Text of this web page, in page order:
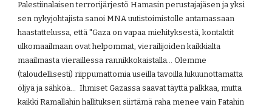
Palestiinalaisen terrorijärjestö Hamasin perustajajäsen ja yksi
sen nykyjohtajista sanoi MNA uutistoimistolle antamassaan
haastattelussa, että "Gaza on vapaa miehityksestä, kontaktit
ulkomaailmaan ovat helpommat, vierailijoiden kaikkialta
maailmasta vieraillessa rannikkokaistalla... Olemme
(taloudellisesti) riippumattomia useilla tavoilla lukuunottamatta
öljyä ja sähköä...  Ihmiset Gazassa saavat täyttä palkkaa, mutta
kaikki Ramallahin hallituksen siirtämä raha menee vain Fatahin